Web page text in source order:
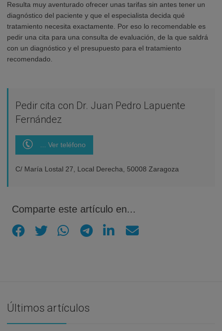
Resulta muy aventurado ofrecer unas tarifas sin antes tener un
diagnóstico del paciente y que el especialista decida qué
tratamiento necesita exactamente. Por eso lo recomendable es
pedir una cita para una consulta de evaluación, de la que saldrá
con un diagnóstico y el presupuesto para el tratamiento
recomendado.
Pedir cita con Dr. Juan Pedro Lapuente
Fernández
... Ver teléfono
C/ María Lostal 27, Local Derecha, 50008 Zaragoza
Comparte este artículo en...
Últimos artículos